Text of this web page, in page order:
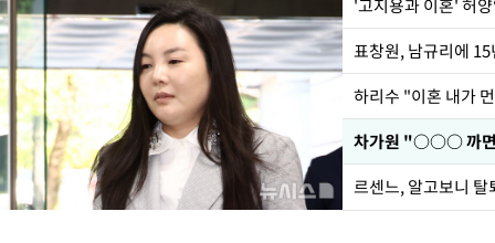
'고지용과 이혼' 허
하리수 "이혼 내가
르센느, 알고보니 탈